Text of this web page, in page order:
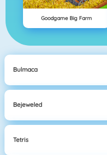
Goodgame Big Farm
Bulmaca
Bejeweled
Tetris